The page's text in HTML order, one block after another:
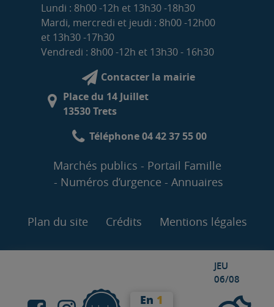
En 1
JEU
06/08
Lundi : 8h00 -12h et 13h30 -18h30
Mardi, mercredi et jeudi : 8h00 -12h00
et 13h30 -17h30
Vendredi : 8h00 -12h et 13h30 - 16h30
Contacter la mairie
Place du 14 Juillet
13530 Trets
Téléphone 04 42 37 55 00
Marchés publics
Portail Famille
Numéros d’urgence
Annuaires
Plan du site Crédits Mentions légales